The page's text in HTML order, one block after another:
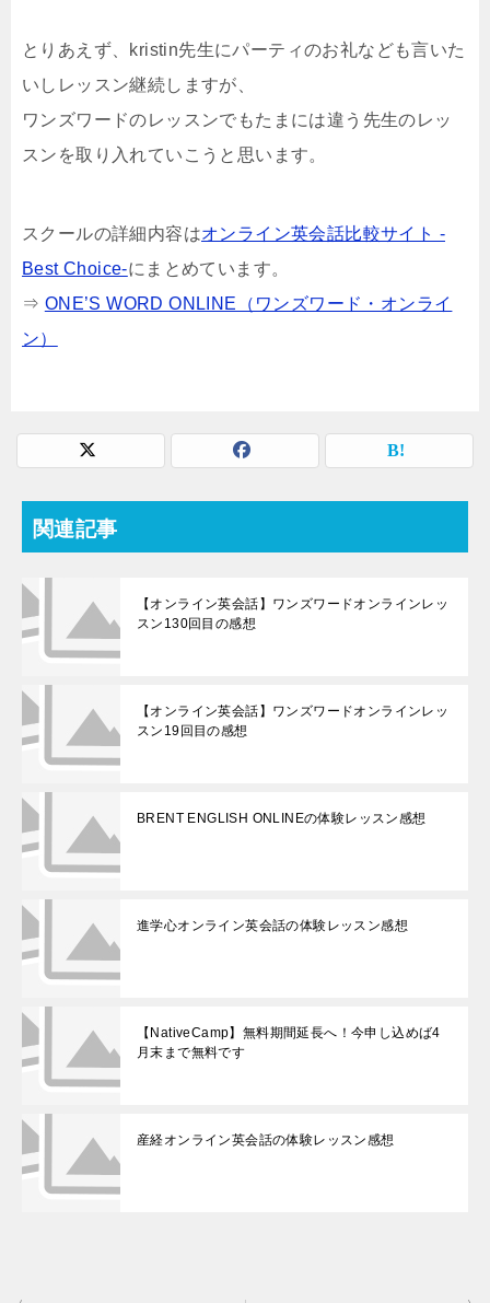
とりあえず、kristin先生にパーティのお礼なども言いた
いしレッスン継続しますが、
ワンズワードのレッスンでもたまには違う先生のレッ
スンを取り入れていこうと思います。
スクールの詳細内容はオンライン英会話比較サイト -
Best Choice-にまとめています。
⇒ ONE’S WORD ONLINE（ワンズワード・オンライ
ン）
関連記事
【オンライン英会話】ワンズワードオンラインレッ
スン130回目の感想
【オンライン英会話】ワンズワードオンラインレッ
スン19回目の感想
BRENT ENGLISH ONLINEの体験レッスン感想
進学心オンライン英会話の体験レッスン感想
【NativeCamp】無料期間延長へ！今申し込めば4
月末まで無料です
産経オンライン英会話の体験レッスン感想